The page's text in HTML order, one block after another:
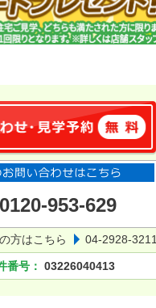
0120-953-629
方はこちら 04-2928-3211
番号： 03226040413